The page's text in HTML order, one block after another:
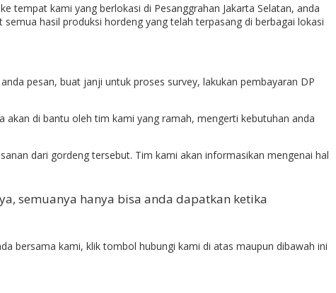
tempat kami yang berlokasi di Pesanggrahan Jakarta Selatan, anda
hasil produksi hordeng yang telah terpasang di berbagai lokasi
pesan, buat janji untuk proses survey, lakukan pembayaran DP
akan di bantu oleh tim kami yang ramah, mengerti kebutuhan anda
dari gordeng tersebut. Tim kami akan informasikan mengenai hal
semuanya hanya bisa anda dapatkan ketika
bersama kami, klik tombol hubungi kami di atas maupun dibawah ini